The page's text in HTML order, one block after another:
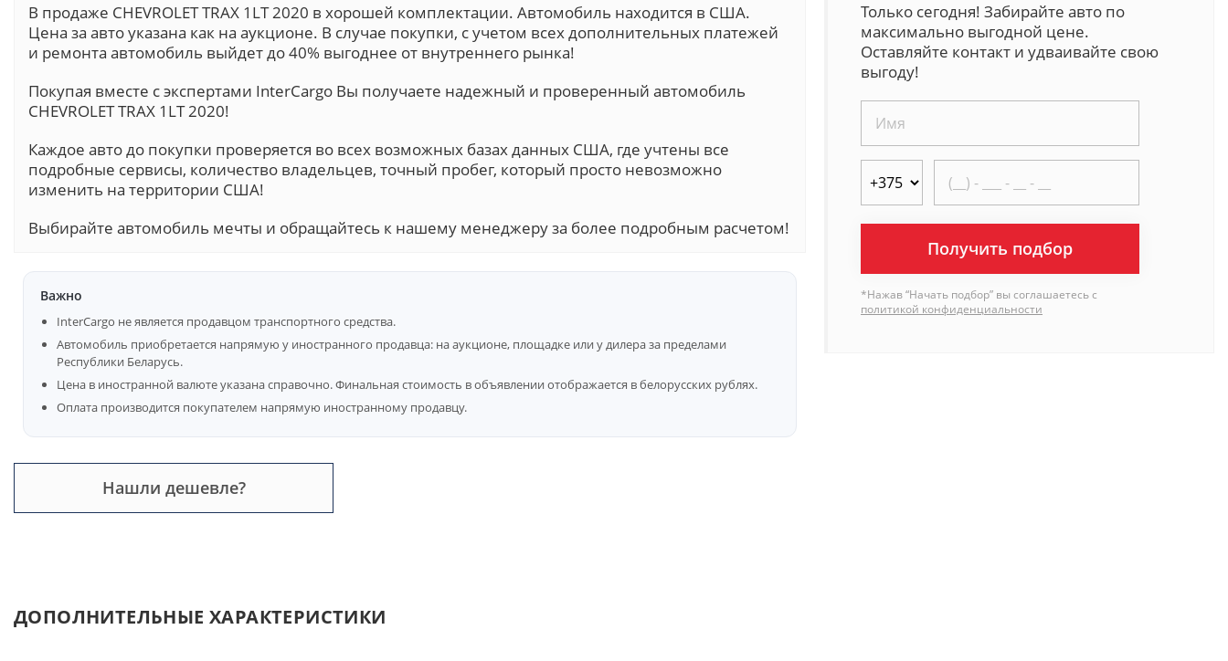
В продаже CHEVROLET TRAX 1LT 2020 в хорошей комплектации. Автомобиль находится в США.
Цена за авто указана как на аукционе. В случае покупки, с учетом всех дополнительных платежей
и ремонта автомобиль выйдет до 40% выгоднее от внутреннего рынка!
Покупая вместе с экспертами InterCargo Вы получаете надежный и проверенный автомобиль
CHEVROLET TRAX 1LT 2020!
Каждое авто до покупки проверяется во всех возможных базах данных США, где учтены все
подробные сервисы, количество владельцев, точный пробег, который просто невозможно
изменить на территории США!
Выбирайте автомобиль мечты и обращайтесь к нашему менеджеру за более подробным расчетом!
Важно
InterCargo не является продавцом транспортного средства.
Автомобиль приобретается напрямую у иностранного продавца: на аукционе, площадке или у дилера за пределами
Республики Беларусь.
Цена в иностранной валюте указана справочно. Финальная стоимость в объявлении отображается в белорусских рублях.
Оплата производится покупателем напрямую иностранному продавцу.
Нашли дешевле?
Только сегодня! Забирайте авто по
максимально выгодной цене.
Оставляйте контакт и удваивайте свою
выгоду!
Получить подбор
*Нажав “Начать подбор” вы соглашаетесь с
политикой конфиденциальности
ДОПОЛНИТЕЛЬНЫЕ ХАРАКТЕРИСТИКИ